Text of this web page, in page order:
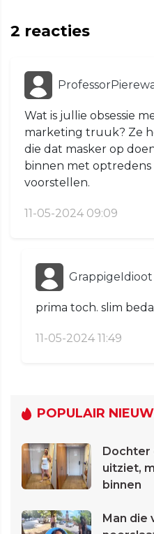
2 reacties
Wat is jullie obsessie
marketing truuk? Ze
die dat masker op
binnen met optredens
voorstellen.
11-05-2024 09:09
GrappigeIdioot
prima toch. slim
11-05-2024 11:49
POPULAIR
Dochter
uitziet,
binnen
Man die